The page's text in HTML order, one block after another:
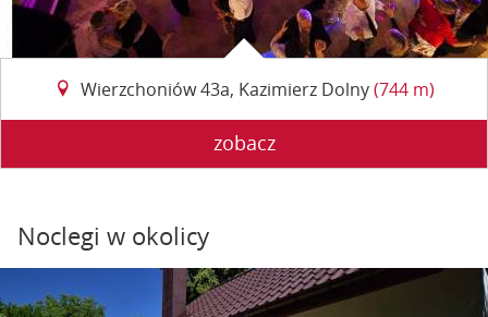
Wierzchoniów 43a, Kazimierz Dolny(744 m)
zobacz
Noclegi w okolicy